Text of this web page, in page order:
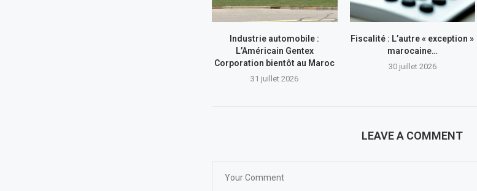
Industrie automobile :
L’Américain Gentex
Corporation bientôt au Maroc
31 juillet 2026
Fiscalité : L’autre « exception »
marocaine…
30 juillet 2026
LEAVE A COMMENT